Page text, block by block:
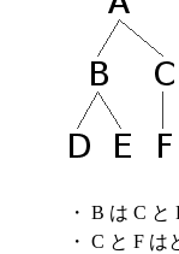
・ B は C と
・ C と F は